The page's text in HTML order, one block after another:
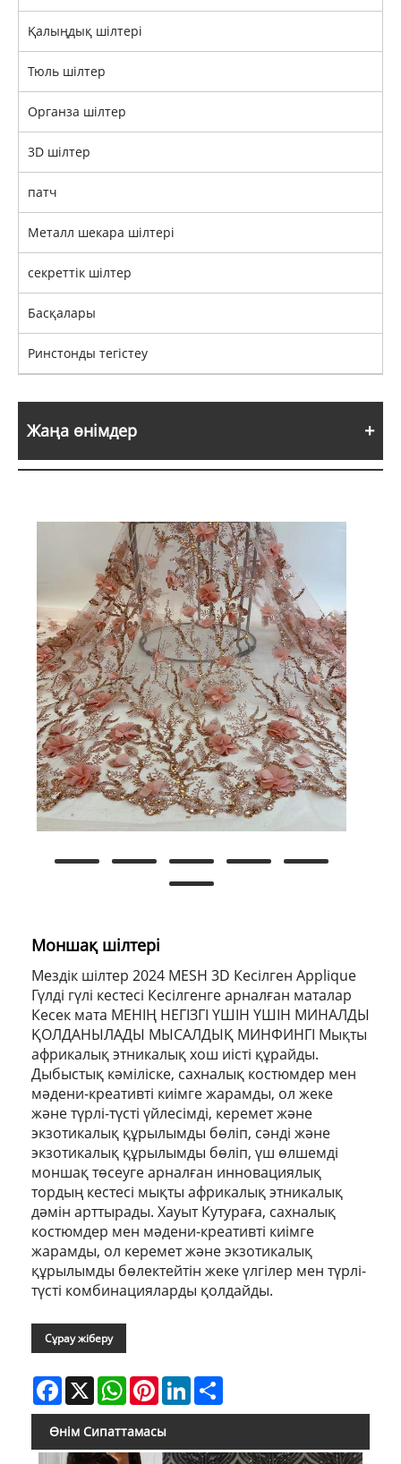
Қалыңдық шілтері
Тюль шілтер
Органза шілтер
3D шілтер
патч
Металл шекара шілтері
секреттік шілтер
Басқалары
Ринстонды тегістеу
Жаңа өнімдер
Моншақ шілтері
Мездік шілтер 2024 MESH 3D Кесілген Applique
Гүлді гүлі кестесі Кесілгенге арналған маталар
Кесек мата МЕНІҢ НЕГІЗГІ ҮШІН ҮШІН МИНАЛДЫ
ҚОЛДАНЫЛАДЫ МЫСАЛДЫҚ МИНФИНГІ Мықты
африкалық этникалық хош иісті құрайды.
Дыбыстық кәміліске, сахналық костюмдер мен
мәдени-креативті киімге жарамды, ол жеке
және түрлі-түсті үйлесімді, керемет және
экзотикалық құрылымды бөліп, сәнді және
экзотикалық құрылымды бөліп, үш өлшемді
моншақ төсеуге арналған инновациялық
тордың кестесі мықты африкалық этникалық
дәмін арттырады. Хауыт Кутураға, сахналық
костюмдер мен мәдени-креативті киімге
жарамды, ол керемет және экзотикалық
құрылымды бөлектейтін жеке үлгілер мен түрлі-
түсті комбинацияларды қолдайды.
Сұрау жіберу
Facebook
X WhatsAppPinterestLinkedIn
Өнім Сипаттамасы